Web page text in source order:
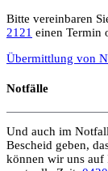
Bitte vereinbaren
2121 einen Termin
Übermittlung von
Notfälle
Und auch im
Bescheid geben,
können wir uns auf